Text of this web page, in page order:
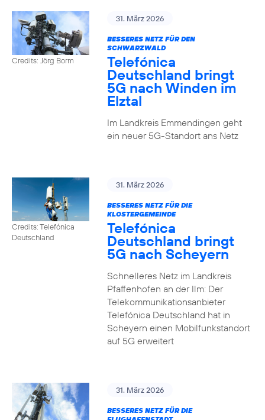
Credits: Jörg Borm
31. März 2026
BESSERES NETZ FÜR DEN
SCHWARZWALD
Telefónica
Deutschland bringt
5G nach Winden im
Elztal
Im Landkreis Emmendingen geht
ein neuer 5G-Standort ans Netz
Credits: Telefónica
Deutschland
31. März 2026
BESSERES NETZ FÜR DIE
KLOSTERGEMEINDE
Telefónica
Deutschland bringt
5G nach Scheyern
Schnelleres Netz im Landkreis
Pfaffenhofen an der Ilm: Der
Telekommunikationsanbieter
Telefónica Deutschland hat in
Scheyern einen Mobilfunkstandort
auf 5G erweitert
31. März 2026
BESSERES NETZ FÜR DIE